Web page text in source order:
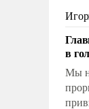
с
в
Мы